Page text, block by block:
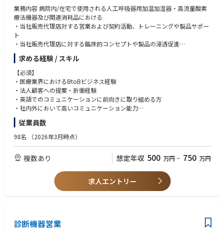
業務内容 病院内/在宅で使用される人工呼吸器用加温加湿器・高流量酸素
療法機器及び関連消耗品における
・当社販売代理店対する営業および契約活動、トレーニングや製品サポー
ト
・当社販売代理店に対する臨床的コンセプトや製品の浸透促進
・担当領域における拡販施策の立案・遂行並びに市場動向の情報収集
求める経験 / スキル
【必須】
・医療業界におけるBtoBビジネス経験
・法人顧客への提案・折衝経験
・英語でのコミュニケーションに前向きに取り組める方
・社内外において高いコミュニケーション能力
・チームとしての活動に抵抗のない方
【尚可】
・人工呼吸器などの呼吸領域および/もしくは麻酔領域の知見
・在宅医療（在宅酸素・在宅人工呼吸等）の経験
・新規事業や新製品の立ち上げに関わった経験
・マーケティング経験者
・英語を用いた業務経験（目安：TOEIC 730点以上）
従業員数
98名 （2026年3月時点）
複数あり 想定年収 500 万円 ~ 750 万円
求人エントリー
診断機器営業